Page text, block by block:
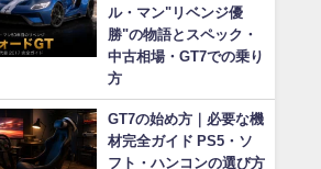
ル・マン"リベンジ優
勝"の物語とスペック・
中古相場・GT7での乗り
方
GT7の始め方｜必要な機
材完全ガイド PS5・ソ
フト・ハンコンの選び方